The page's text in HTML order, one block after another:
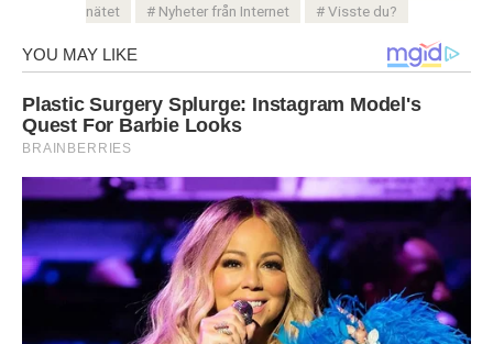
nätet
Nyheter från Internet Visste du?